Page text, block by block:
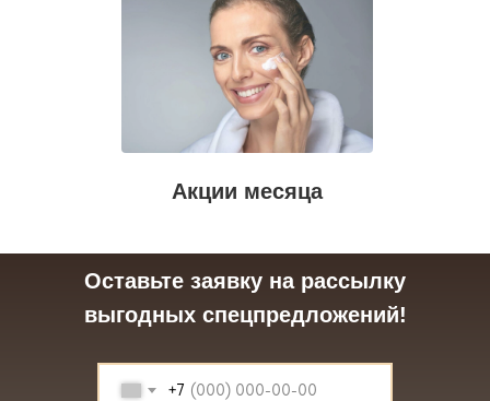
Акции месяца
+7
Оставьте заявку на рассылку
выгодных спецпредложений!